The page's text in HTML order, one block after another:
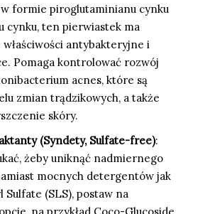
w formie piroglutaminianu cynku
cynku, ten pierwiastek ma
antybakteryjne i
Pomaga kontrolować rozwój
acnes, które są
zmian trądzikowych, a także
skóry.
(Syndety, Sulfate-free):
żeby uniknąć nadmiernego
mocnych detergentów jak
Sulfate (SLS), postaw na